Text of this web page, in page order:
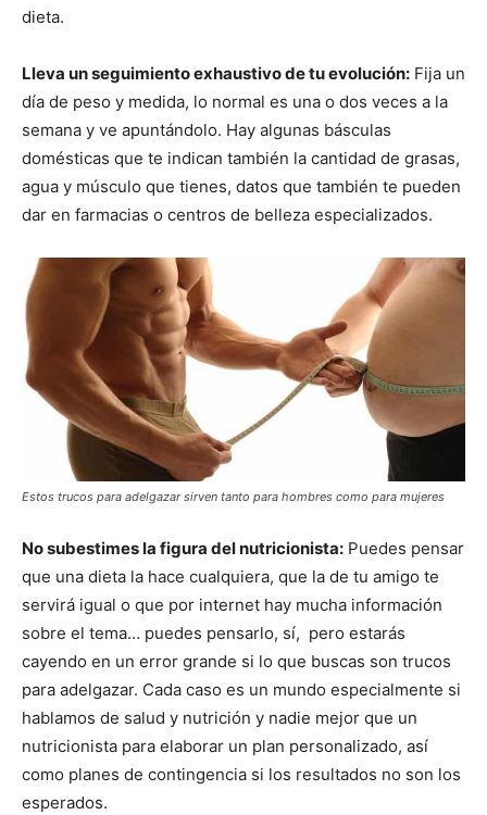
dieta.
Lleva un seguimiento exhaustivo de tu evolución: Fija un
día de peso y medida, lo normal es una o dos veces a la
semana y ve apuntándolo. Hay algunas básculas
domésticas que te indican también la cantidad de grasas,
agua y músculo que tienes, datos que también te pueden
dar en farmacias o centros de belleza especializados.
Estos trucos para adelgazar sirven tanto para hombres como para mujeres
No subestimes la figura del nutricionista: Puedes pensar
que una dieta la hace cualquiera, que la de tu amigo te
servirá igual o que por internet hay mucha información
sobre el tema… puedes pensarlo, sí, pero estarás
cayendo en un error grande si lo que buscas son trucos
para adelgazar. Cada caso es un mundo especialmente si
hablamos de salud y nutrición y nadie mejor que un
nutricionista para elaborar un plan personalizado, así
como planes de contingencia si los resultados no son los
esperados.